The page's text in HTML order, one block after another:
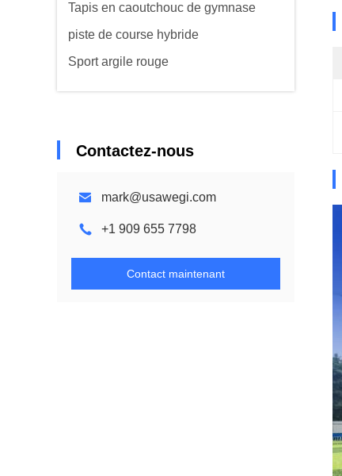
Tapis en caoutchouc de gymnase
piste de course hybride
Sport argile rouge
Contactez-nous
mark@usawegi.com
+1 909 655 7798
Contact maintenant